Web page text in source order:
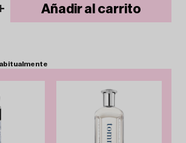
Añadir al carrito